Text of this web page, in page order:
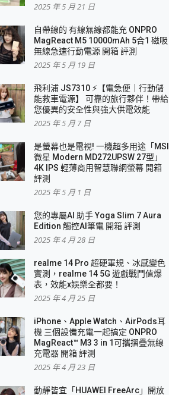
2025 年 5 月 21 日
自帶線的 有線無線都能充 ONPRO
MagReact M5 10000mAh 5合1 磁吸
無線急速行動電源 開箱 評測
2025 年 5 月 19 日
飛利浦 JS7310 ⚡【電急便｜行動儲
能救車電源】 可靠的旅行夥伴！帶給
您優異的安全性與強大供電效能
2025 年 5 月 7 日
是螢幕也是電視! 一機超多用途「MSI
微星 Modern MD272UPSW 27型」
4K IPS 輕薄商用智慧聯網螢幕 開箱
評測
2025 年 5 月 1 日
您的專屬AI 助手 Yoga Slim 7 Aura
Edition 觸控AI筆電 開箱 評測
2025 年 4 月 28 日
realme 14 Pro 超硬軍規、冰感變色
實測，realme 14 5G 遊戲戰鬥值爆
表，效能x娛樂全都要！
2025 年 4 月 25 日
iPhone、Apple Watch、AirPods耳
機 三個設備充電一起搞定 ONPRO
MagReact™ M3 3 in 1可攜摺疊無線
充電器 開箱 評測
2025 年 4 月 23 日
動靜皆宜「HUAWEI FreeArc」開放